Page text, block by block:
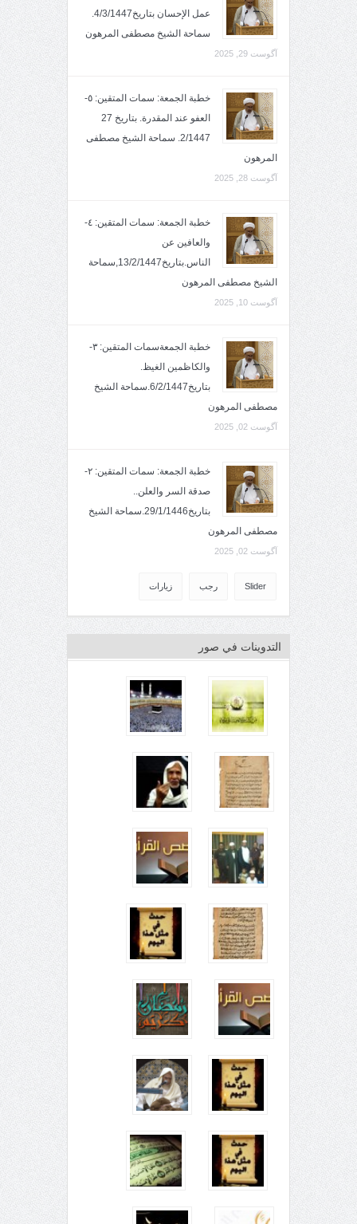
عمل الإحسان بتاريخ4/3/1447.
سماحة الشيخ مصطفى المرهون
آگوست 29, 2025
خطبة الجمعة: سمات المتقين: ٥-
العفو عند المقدرة. بتاريخ 27
2/1447. سماحة الشيخ مصطفى
المرهون
آگوست 28, 2025
خطبة الجمعة: سمات المتقين: ٤-
والعافين عن
الناس.بتاريخ13/2/1447,سماحة
الشيخ مصطفى المرهون
آگوست 10, 2025
خطبة الجمعةسمات المتقين: ٣-
والكاظمين الغيظ.
بتاريخ6/2/1447.سماحة الشيخ
مصطفى المرهون
آگوست 02, 2025
خطبة الجمعة: سمات المتقين: ٢-
صدقة السر والعلن..
بتاريخ29/1/1446.سماحة الشيخ
مصطفى المرهون
آگوست 02, 2025
Slider رجب زيارات
التدوينات في صور